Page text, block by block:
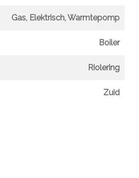
Gas, Elektrisch, Warmtepomp
Boiler
Riolering
Zuid